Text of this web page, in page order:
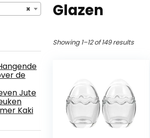
×
de
Jute
Kaki
Glazen
Showing 1–12 of 149 results